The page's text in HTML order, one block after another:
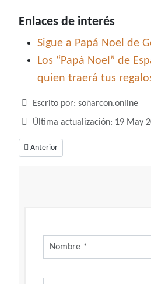
Enlaces de interés
Sigue a Papá Noel de
Los “Papá Noel” de
quien traerá tus
Detalles
Escrito por: soñarcon.online
Última actualización: 19 May
Artículo anterior: Soñar con paella, un
Anterior